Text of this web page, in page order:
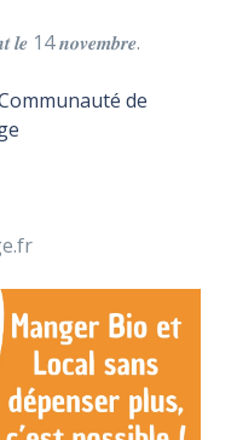
𝒍𝒆 14 𝒏𝒐𝒗𝒆𝒎𝒃𝒓𝒆.
de